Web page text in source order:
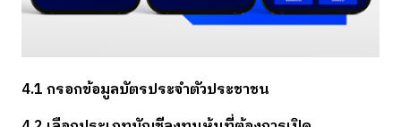
4.1 กรอกข้อมูลบัตรประจำตัวประชาชน